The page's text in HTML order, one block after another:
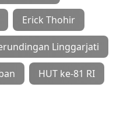
Erick Thohir
Linggarjati
HUT ke-81 RI